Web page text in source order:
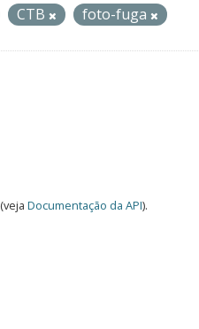
CTB foto-fuga
(veja Documentação da API).